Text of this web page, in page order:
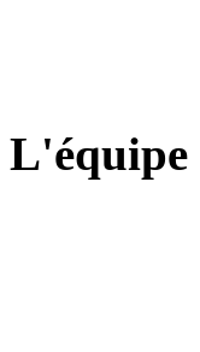
L'équipe